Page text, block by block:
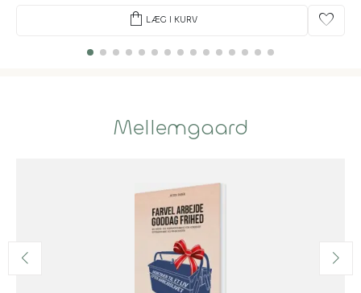
shopping_bag LÆG I KURV favorite
Mellemgaard